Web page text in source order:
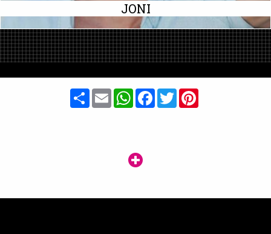
JONI
ShareEmailWhatsAppFacebook
Twitter